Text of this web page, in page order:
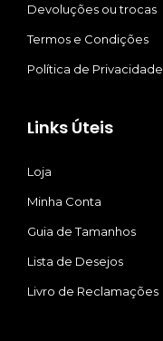
Devoluções ou trocas
Termos e Condições
Política de Privacidade
Links Úteis
Loja
Minha Conta
Guia de Tamanhos
Lista de Desejos
Livro de Reclamações